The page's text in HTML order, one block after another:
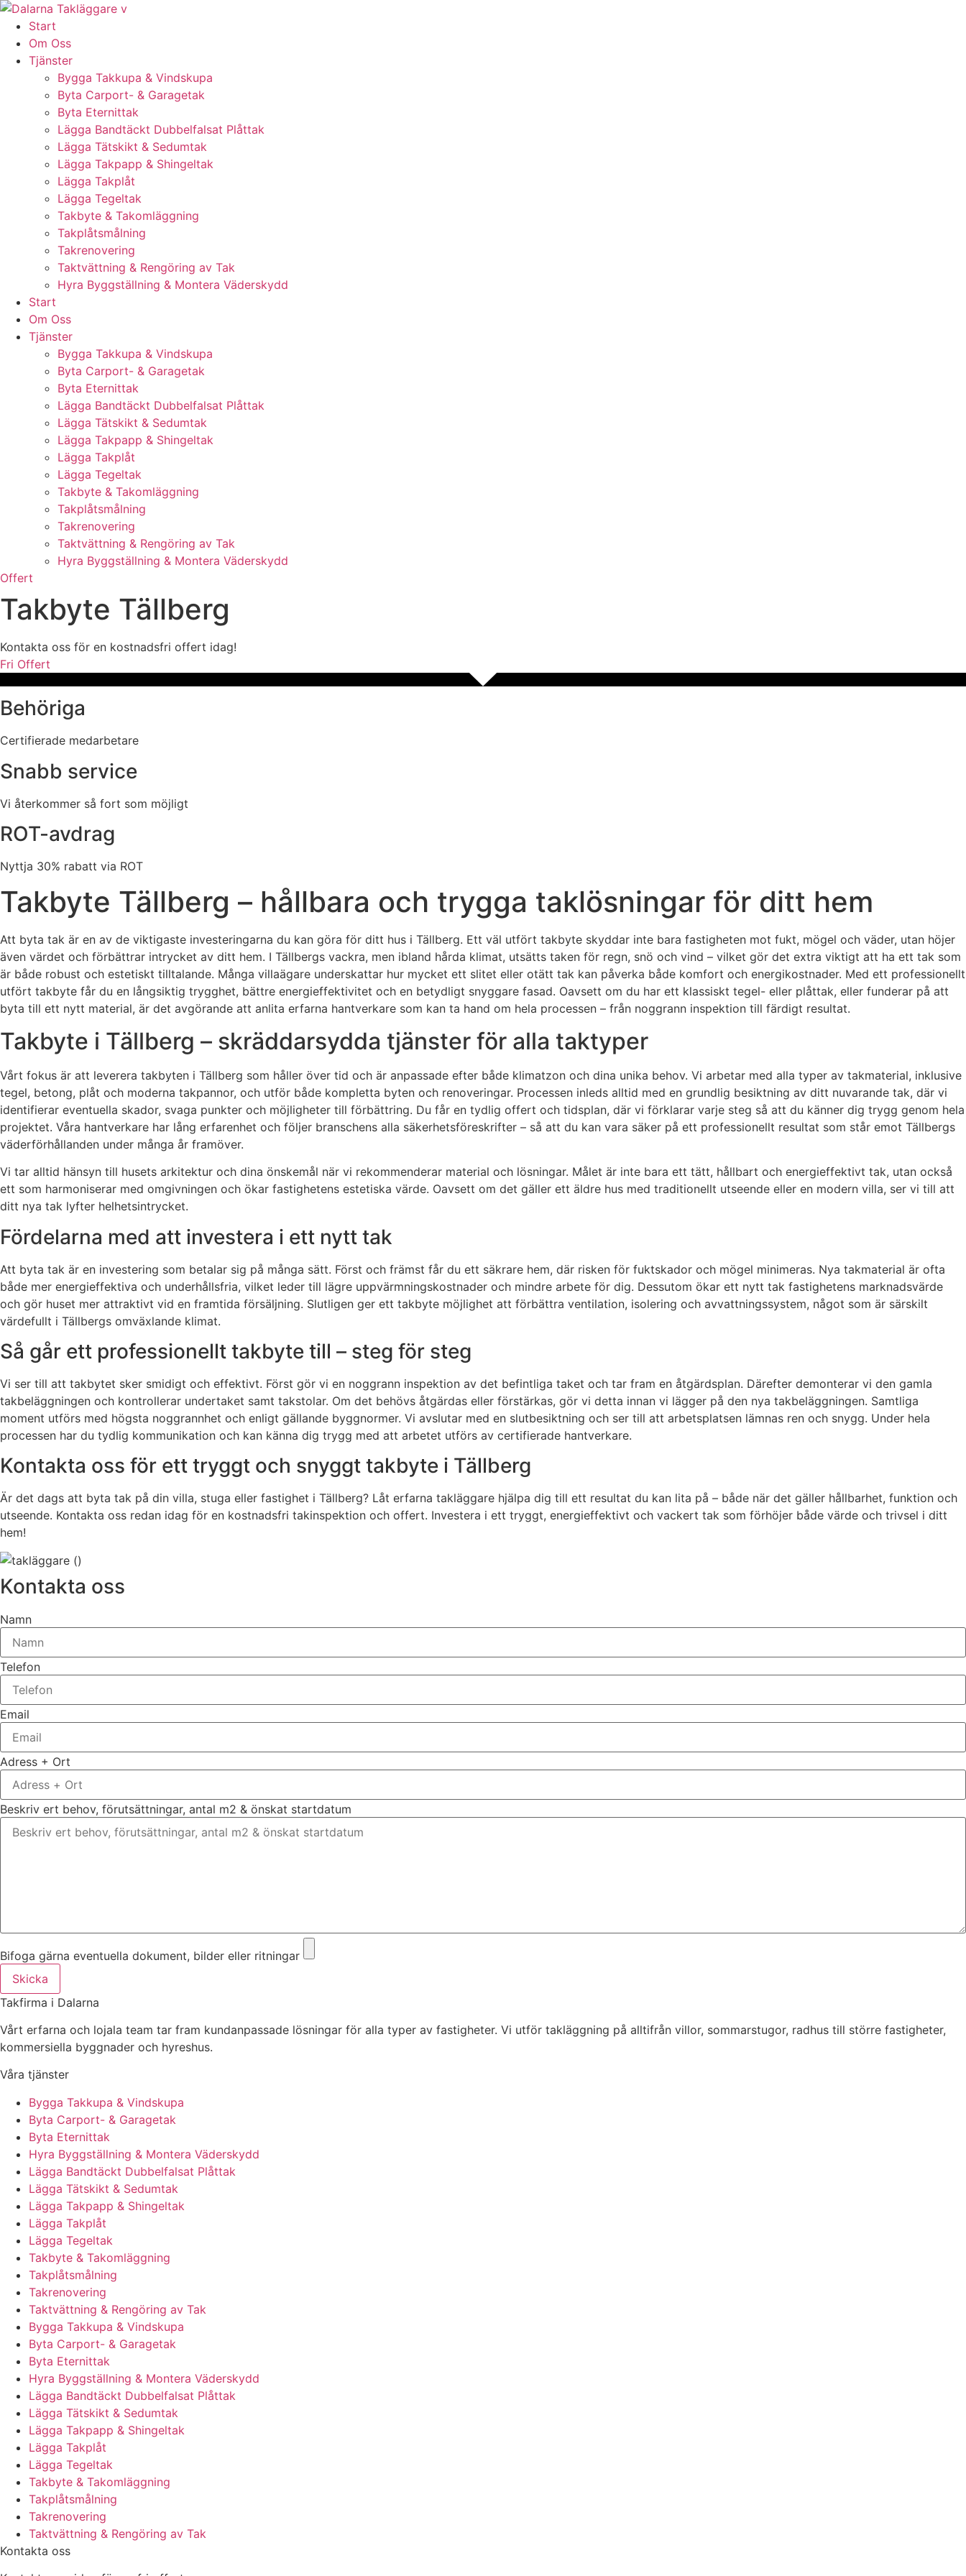
Skip
content
Start
Om Oss
Tjänster
Bygga Takkupa & Vindskupa
Byta Carport- & Garagetak
Byta Eternittak
Lägga Bandtäckt Dubbelfalsat Plåttak
Lägga Tätskikt & Sedumtak
Lägga Takpapp & Shingeltak
Lägga Takplåt
Lägga Tegeltak
Takbyte & Takomläggning
Takplåtsmålning
Takrenovering
Taktvättning & Rengöring av Tak
Hyra Byggställning & Montera Väderskydd
Start
Om Oss
Tjänster
Bygga Takkupa & Vindskupa
Byta Carport- & Garagetak
Byta Eternittak
Lägga Bandtäckt Dubbelfalsat Plåttak
Lägga Tätskikt & Sedumtak
Lägga Takpapp & Shingeltak
Lägga Takplåt
Lägga Tegeltak
Takbyte & Takomläggning
Takplåtsmålning
Takrenovering
Taktvättning & Rengöring av Tak
Hyra Byggställning & Montera Väderskydd
Offert
Takbyte Tällberg
Kontakta oss för en kostnadsfri offert idag!
Fri Offert
Behöriga
Certifierade medarbetare
Snabb service
Vi återkommer så fort som möjligt
ROT-avdrag
Nyttja 30% rabatt via ROT
Takbyte Tällberg – hållbara och trygga taklösningar för ditt hem
Att byta tak är en av de viktigaste investeringarna du kan göra för ditt hus i Tällberg. Ett väl utfört takbyte skyddar inte bara fastigheten mot fukt, mögel och väder, utan höjer
även värdet och förbättrar intrycket av ditt hem. I Tällbergs vackra, men ibland hårda klimat, utsätts taken för regn, snö och vind – vilket gör det extra viktigt att ha ett tak som
är både robust och estetiskt tilltalande. Många villaägare underskattar hur mycket ett slitet eller otätt tak kan påverka både komfort och energikostnader. Med ett professionellt
utfört takbyte får du en långsiktig trygghet, bättre energieffektivitet och en betydligt snyggare fasad. Oavsett om du har ett klassiskt tegel- eller plåttak, eller funderar på att
byta till ett nytt material, är det avgörande att anlita erfarna hantverkare som kan ta hand om hela processen – från noggrann inspektion till färdigt resultat.
Takbyte i Tällberg – skräddarsydda tjänster för alla taktyper
Vårt fokus är att leverera takbyten i Tällberg som håller över tid och är anpassade efter både klimatzon och dina unika behov. Vi arbetar med alla typer av takmaterial, inklusive
tegel, betong, plåt och moderna takpannor, och utför både kompletta byten och renoveringar. Processen inleds alltid med en grundlig besiktning av ditt nuvarande tak, där vi
identifierar eventuella skador, svaga punkter och möjligheter till förbättring. Du får en tydlig offert och tidsplan, där vi förklarar varje steg så att du känner dig trygg genom hela
projektet. Våra hantverkare har lång erfarenhet och följer branschens alla säkerhetsföreskrifter – så att du kan vara säker på ett professionellt resultat som står emot Tällbergs
väderförhållanden under många år framöver.
Vi tar alltid hänsyn till husets arkitektur och dina önskemål när vi rekommenderar material och lösningar. Målet är inte bara ett tätt, hållbart och energieffektivt tak, utan också
ett som harmoniserar med omgivningen och ökar fastighetens estetiska värde. Oavsett om det gäller ett äldre hus med traditionellt utseende eller en modern villa, ser vi till att
ditt nya tak lyfter helhetsintrycket.
Fördelarna med att investera i ett nytt tak
Att byta tak är en investering som betalar sig på många sätt. Först och främst får du ett säkrare hem, där risken för fuktskador och mögel minimeras. Nya takmaterial är ofta
både mer energieffektiva och underhållsfria, vilket leder till lägre uppvärmningskostnader och mindre arbete för dig. Dessutom ökar ett nytt tak fastighetens marknadsvärde
och gör huset mer attraktivt vid en framtida försäljning. Slutligen ger ett takbyte möjlighet att förbättra ventilation, isolering och avvattningssystem, något som är särskilt
värdefullt i Tällbergs omväxlande klimat.
Så går ett professionellt takbyte till – steg för steg
Vi ser till att takbytet sker smidigt och effektivt. Först gör vi en noggrann inspektion av det befintliga taket och tar fram en åtgärdsplan. Därefter demonterar vi den gamla
takbeläggningen och kontrollerar undertaket samt takstolar. Om det behövs åtgärdas eller förstärkas, gör vi detta innan vi lägger på den nya takbeläggningen. Samtliga
moment utförs med högsta noggrannhet och enligt gällande byggnormer. Vi avslutar med en slutbesiktning och ser till att arbetsplatsen lämnas ren och snygg. Under hela
processen har du tydlig kommunikation och kan känna dig trygg med att arbetet utförs av certifierade hantverkare.
Kontakta oss för ett tryggt och snyggt takbyte i Tällberg
Är det dags att byta tak på din villa, stuga eller fastighet i Tällberg? Låt erfarna takläggare hjälpa dig till ett resultat du kan lita på – både när det gäller hållbarhet, funktion och
utseende. Kontakta oss redan idag för en kostnadsfri takinspektion och offert. Investera i ett tryggt, energieffektivt och vackert tak som förhöjer både värde och trivsel i ditt
hem!
Kontakta oss
Namn
Telefon
Email
Adress + Ort
Beskriv ert behov, förutsättningar, antal m2 & önskat startdatum
Bifoga gärna eventuella dokument, bilder eller ritningar
Skicka
Takfirma i Dalarna
Vårt erfarna och lojala team tar fram kundanpassade lösningar för alla typer av fastigheter. Vi utför takläggning på alltifrån villor, sommarstugor, radhus till större fastigheter,
kommersiella byggnader och hyreshus.
Våra tjänster
Bygga Takkupa & Vindskupa
Byta Carport- & Garagetak
Byta Eternittak
Hyra Byggställning & Montera Väderskydd
Lägga Bandtäckt Dubbelfalsat Plåttak
Lägga Tätskikt & Sedumtak
Lägga Takpapp & Shingeltak
Lägga Takplåt
Lägga Tegeltak
Takbyte & Takomläggning
Takplåtsmålning
Takrenovering
Taktvättning & Rengöring av Tak
Bygga Takkupa & Vindskupa
Byta Carport- & Garagetak
Byta Eternittak
Hyra Byggställning & Montera Väderskydd
Lägga Bandtäckt Dubbelfalsat Plåttak
Lägga Tätskikt & Sedumtak
Lägga Takpapp & Shingeltak
Lägga Takplåt
Lägga Tegeltak
Takbyte & Takomläggning
Takplåtsmålning
Takrenovering
Taktvättning & Rengöring av Tak
Kontakta oss